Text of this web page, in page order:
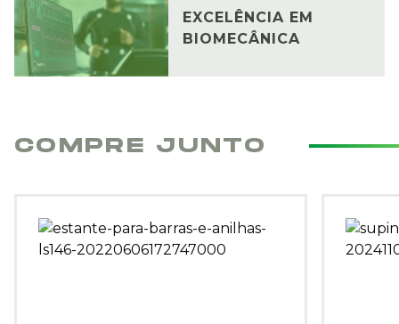
EXCELÊNCIA EM
BIOMECÂNICA
COMPRE JUNTO